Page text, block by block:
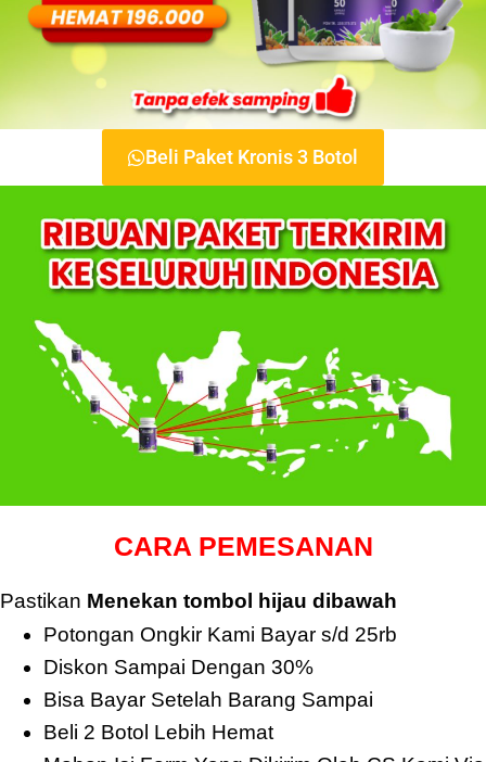
Beli Paket Kronis 3 Botol
CARA PEMESANAN
Pastikan Menekan tombol hijau dibawah
Potongan Ongkir Kami Bayar s/d 25rb
Diskon Sampai Dengan 30%
Bisa Bayar Setelah Barang Sampai
Beli 2 Botol Lebih Hemat